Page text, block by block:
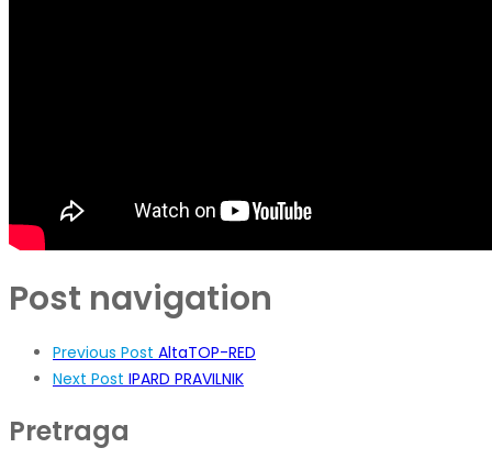
Post navigation
Previous Post AltaTOP-RED
Next Post IPARD PRAVILNIK
Pretraga